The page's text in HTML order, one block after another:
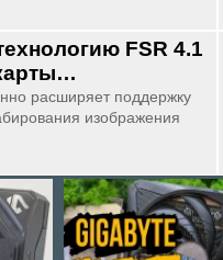
FSR 4.1
расширяет поддержку
изображения